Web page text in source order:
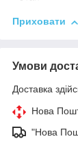
Приховати
Умови
Доставка
Нова
"Нова